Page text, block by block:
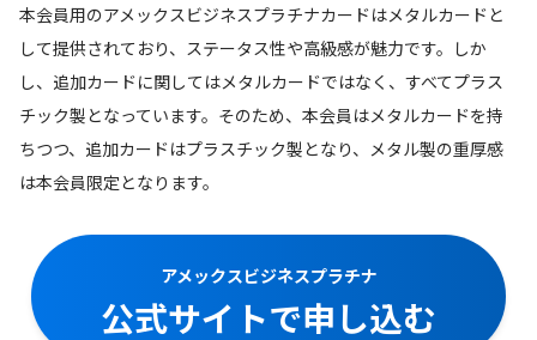
本会員用のアメックスビジネスプラチナカードはメタルカードと
して提供されており、ステータス性や高級感が魅力です。しか
し、追加カードに関してはメタルカードではなく、すべてプラス
チック製となっています。そのため、本会員はメタルカードを持
ちつつ、追加カードはプラスチック製となり、メタル製の重厚感
は本会員限定となります。
アメックスビジネスプラチナ
公式サイトで申し込む